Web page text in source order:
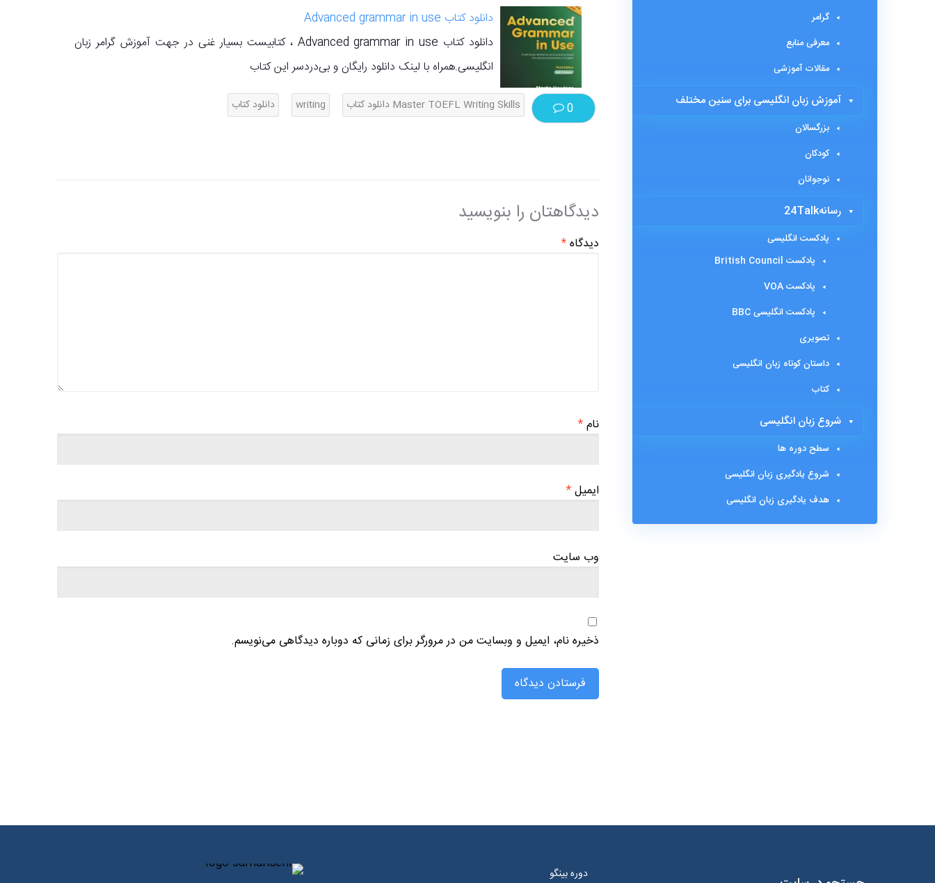
دانلود کتاب Advanced grammar in use
دانلود کتاب Advanced grammar in use ، کتابیست بسیار غنی در جهت آموزش گرامر زبان
انگلیسی.همراه با لینک دانلود رایگان و بی‌دردسر این کتاب
0 Master TOEFL Writing Skills دانلود کتاب writing دانلود کتاب
دیدگاهتان را بنویسید
دیدگاه*
نام*
ایمیل*
وب‌ سایت
ذخیره نام، ایمیل و وبسایت من در مرورگر برای زمانی که دوباره دیدگاهی می‌نویسم.
گرامر
معرفی منابع
مقالات آموزشی
آموزش زبان انگلیسی برای سنین مختلف
بزرگسالان
کودکان
نوجوانان
رسانه24Talk
پادکست انگلیسی
پادکست British Council
پادکست VOA
پادکست انگلیسی BBC
تصویری
داستان کوتاه زبان انگلیسی
کتاب
شروع زبان انگلیسی
سطح دوره ها
شروع یادگیری زبان انگلیسی
هدف یادگیری زبان انگلیسی
دوره بینگو